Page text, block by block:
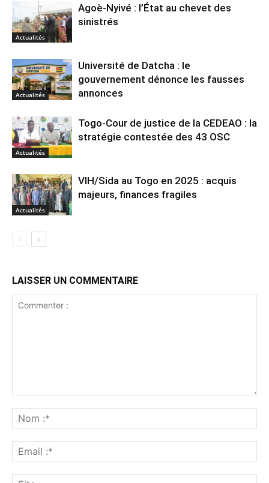
Actualités
Agoè-Nyivé : l’État au chevet des
sinistrés
Actualités
Université de Datcha : le
gouvernement dénonce les fausses
annonces
Actualités
Togo-Cour de justice de la CEDEAO : la
stratégie contestée des 43 OSC
Actualités
VIH/Sida au Togo en 2025 : acquis
majeurs, finances fragiles
LAISSER UN COMMENTAIRE